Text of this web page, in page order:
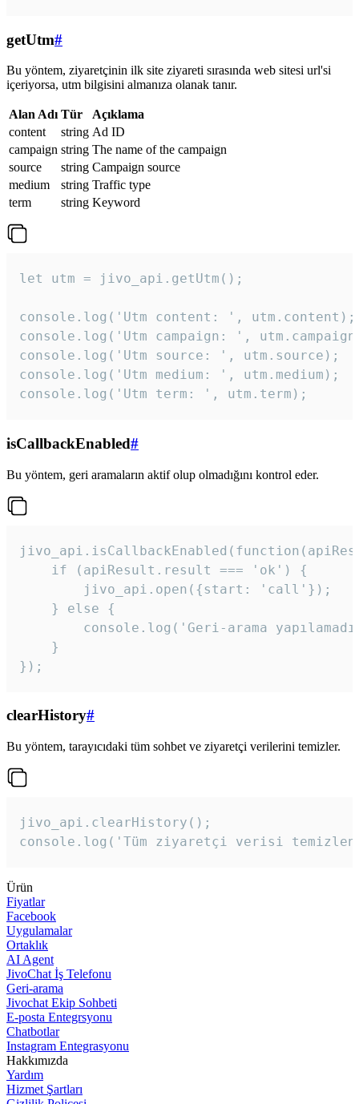
getUtm#
Bu yöntem, ziyaretçinin ilk site ziyareti sırasında web sitesi url'si
içeriyorsa, utm bilgisini almanıza olanak tanır.
Alan Adı Tür
Açıklama
content
string Ad ID
campaign string The name of the campaign
source
string Campaign source
medium
string Traffic type
term
string Keyword
let utm = jivo_api.getUtm();
console.log('Utm content: ', utm.content);
console.log('Utm campaign: ',
console.log('Utm source: ', utm.source);
console.log('Utm medium: ', utm.medium);
console.log('Utm term: ', utm.term);
isCallbackEnabled#
Bu yöntem, geri aramaların aktif olup olmadığını kontrol eder.
    if (apiResult.result === 'ok') {
        jivo_api.open({start: 'call'});
    } else {
console.log('Geri-arama
    }
});
clearHistory#
Bu yöntem, tarayıcıdaki tüm sohbet ve ziyaretçi verilerini temizler.
jivo_api.clearHistory();
console.log('Tüm ziyaretçi verisi
Ürün
Fiyatlar
Facebook
Uygulamalar
Ortaklık
AI Agent
JivoChat İş Telefonu
Geri-arama
Jivochat Ekip Sohbeti
E-posta Entegrsyonu
Chatbotlar
Instagram Entegrasyonu
Hakkımızda
Yardım
Hizmet Şartları